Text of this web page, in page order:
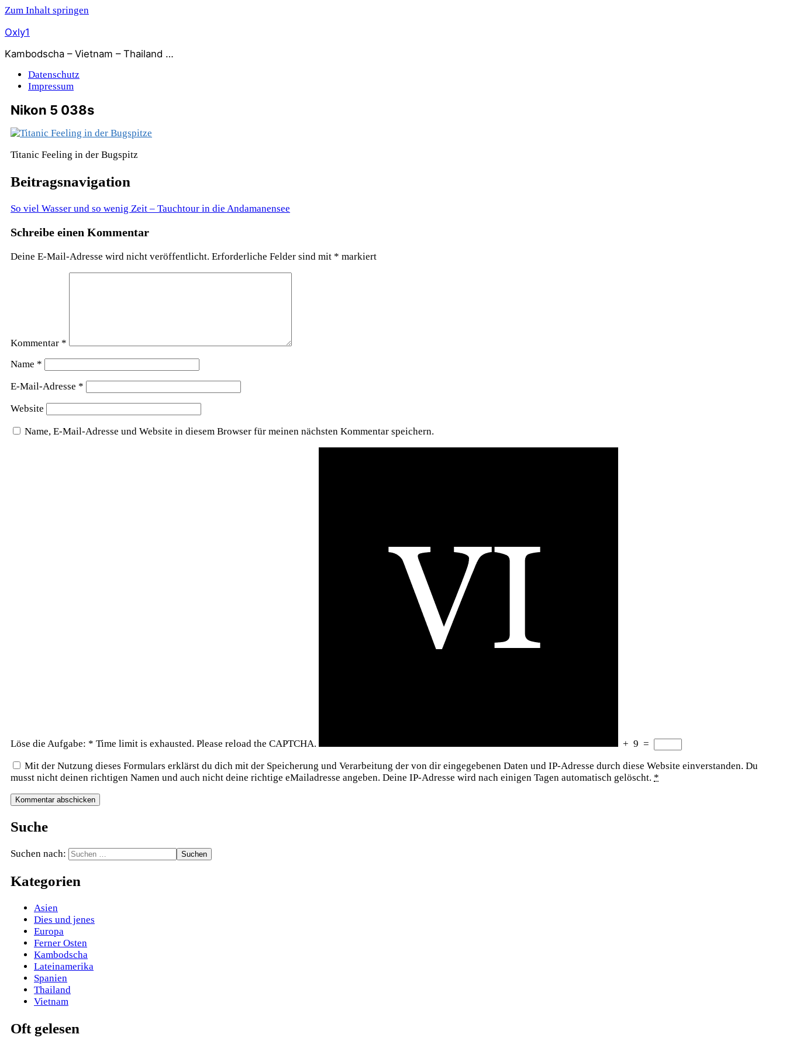
Zum Inhalt springen
Oxly1
Kambodscha – Vietnam – Thailand …
Datenschutz
Impressum
Nikon 5 038s
Titanic Feeling in der Bugspitz
Beitragsnavigation
So viel Wasser und so wenig Zeit – Tauchtour in die Andamanensee
Schreibe einen Kommentar
Deine E-Mail-Adresse wird nicht veröffentlicht. Erforderliche Felder sind mit * markiert
Kommentar *
Name *
E-Mail-Adresse *
Website
Name, E-Mail-Adresse und Website in diesem Browser für meinen nächsten Kommentar speichern.
Löse die Aufgabe: * Time limit is exhausted. Please reload the CAPTCHA. + 9 =
Mit der Nutzung dieses Formulars erklärst du dich mit der Speicherung und Verarbeitung der von dir eingegebenen Daten und IP-Adresse durch diese Website einverstanden. Du
musst nicht deinen richtigen Namen und auch nicht deine richtige eMailadresse angeben. Deine IP-Adresse wird nach einigen Tagen automatisch gelöscht. *
Suche
Suchen nach:
Kategorien
Asien
Dies und jenes
Europa
Ferner Osten
Kambodscha
Lateinamerika
Spanien
Thailand
Vietnam
Oft gelesen